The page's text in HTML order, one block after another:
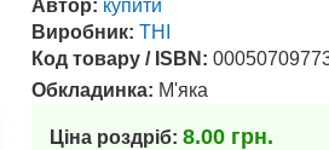
Автор: купити
Виробник: ТНІ
Код товару / ISBN:
Обкладинка: М'яка
Ціна роздріб: 8.00 грн.